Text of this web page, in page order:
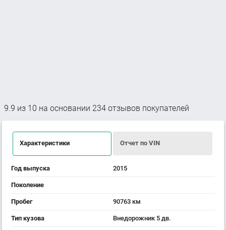
9.9 из 10 на основании 234 отзывов покупателей
Характеристики Отчет по VIN
Год выпуска 2015
Поколение
Пробег 90763 км
Тип кузова Внедорожник 5 дв.